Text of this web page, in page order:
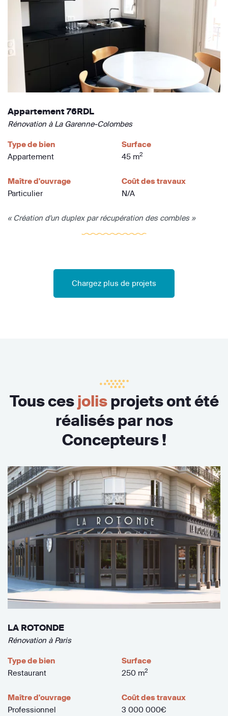
Appartement 76RDL
Rénovation à La Garenne-Colombes
Type de bien
Appartement
Surface
45 m2
Maître d'ouvrage
Particulier
Coût des travaux
N/A
« Création d'un duplex par récupération des combles »
Chargez plus de projets
Tous cesjolisprojets ont été
réalisés par nos
Concepteurs !
LA ROTONDE
Rénovation à Paris
Type de bien
Restaurant
Surface
250 m2
Maître d'ouvrage
Professionnel
Coût des travaux
3 000 000€